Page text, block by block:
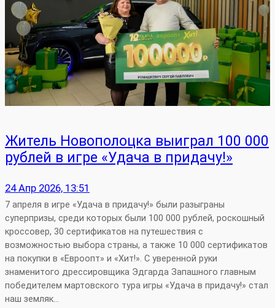
Житель Новополоцка выиграл 100 000
рублей в игре «Удача в придачу!»
24 Апр 2026, 13:51
7 апреля в игре «Удача в придачу!» были разыграны
суперпризы, среди которых были 100 000 рублей, роскошный
кроссовер, 30 сертификатов на путешествия с
возможностью выбора страны, а также 10 000 сертификатов
на покупки в «Евроопт» и «Хит!». С уверенной руки
знаменитого дрессировщика Эдгарда Запашного главным
победителем мартовского тура игры «Удача в придачу!» стал
наш земляк…